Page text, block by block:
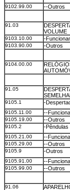
9102.99.00 --Outros
91.03
VOLUME
9103.10.00 -
9103.90.00 -Outros
9104.00.00
91.05
9105.1 -
9105.11.00 --
9105.19.00 --Outros
9105.2 -Pêndulas
9105.21.00 --
9105.29.00 --Outros
9105.9 -Outros
9105.91.00 --
9105.99.00 --Outros
91.06